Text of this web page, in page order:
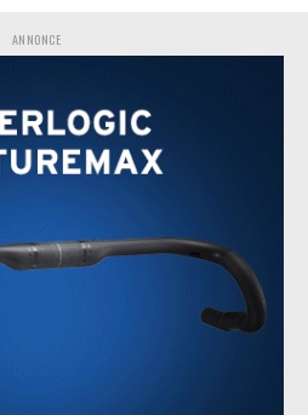
ANNONCE